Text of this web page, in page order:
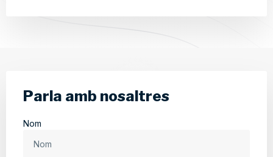
Parla amb nosaltres
Nom